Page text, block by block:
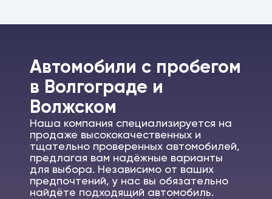
Автомобили c пробегом
в Волгограде и
Волжском
Наша компания специализируется на
продаже высококачественных и
тщательно проверенных автомобилей,
предлагая вам надёжные варианты
для выбора. Независимо от ваших
предпочтений, у нас вы обязательно
найдёте подходящий автомобиль.